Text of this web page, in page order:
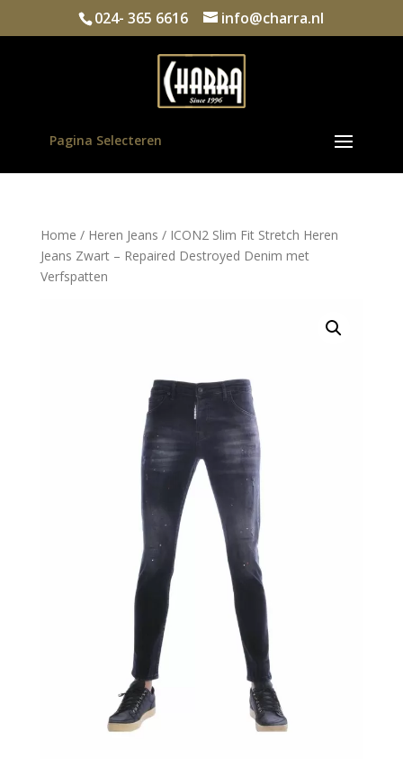
024- 365 6616 info@charra.nl
Pagina Selecteren
Home / Heren Jeans / ICON2 Slim Fit Stretch Heren
Jeans Zwart – Repaired Destroyed Denim met
Verfspatten